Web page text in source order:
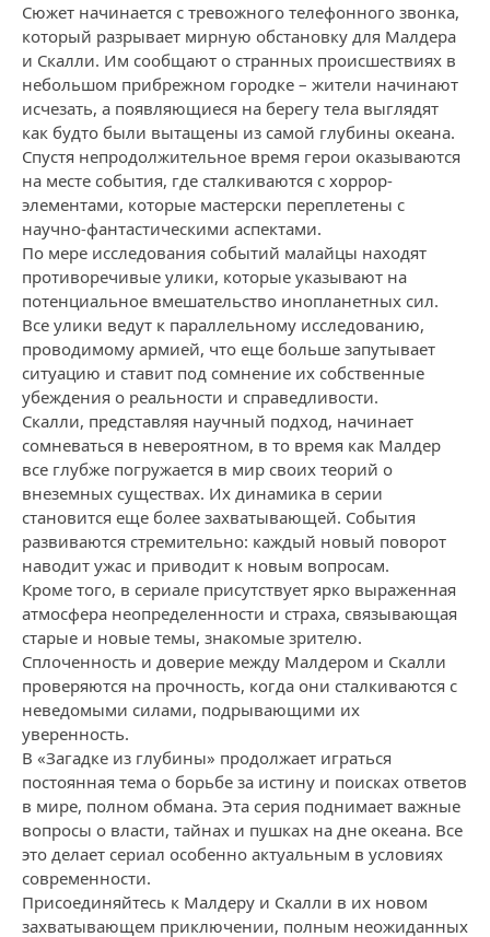
Сюжет начинается с тревожного телефонного звонка,
который разрывает мирную обстановку для Малдера
и Скалли. Им сообщают о странных происшествиях в
небольшом прибрежном городке – жители начинают
исчезать, а появляющиеся на берегу тела выглядят
как будто были вытащены из самой глубины океана.
Спустя непродолжительное время герои оказываются
на месте события, где сталкиваются с хоррор-
элементами, которые мастерски переплетены с
научно-фантастическими аспектами.
По мере исследования событий малайцы находят
противоречивые улики, которые указывают на
потенциальное вмешательство инопланетных сил.
Все улики ведут к параллельному исследованию,
проводимому армией, что еще больше запутывает
ситуацию и ставит под сомнение их собственные
убеждения о реальности и справедливости.
Скалли, представляя научный подход, начинает
сомневаться в невероятном, в то время как Малдер
все глубже погружается в мир своих теорий о
внеземных существах. Их динамика в серии
становится еще более захватывающей. События
развиваются стремительно: каждый новый поворот
наводит ужас и приводит к новым вопросам.
Кроме того, в сериале присутствует ярко выраженная
атмосфера неопределенности и страха, связывающая
старые и новые темы, знакомые зрителю.
Сплоченность и доверие между Малдером и Скалли
проверяются на прочность, когда они сталкиваются с
неведомыми силами, подрывающими их
уверенность.
В «Загадке из глубины» продолжает играться
постоянная тема о борьбе за истину и поисках ответов
в мире, полном обмана. Эта серия поднимает важные
вопросы о власти, тайнах и пушках на дне океана. Все
это делает сериал особенно актуальным в условиях
современности.
Присоединяйтесь к Малдеру и Скалли в их новом
захватывающем приключении, полным неожиданных